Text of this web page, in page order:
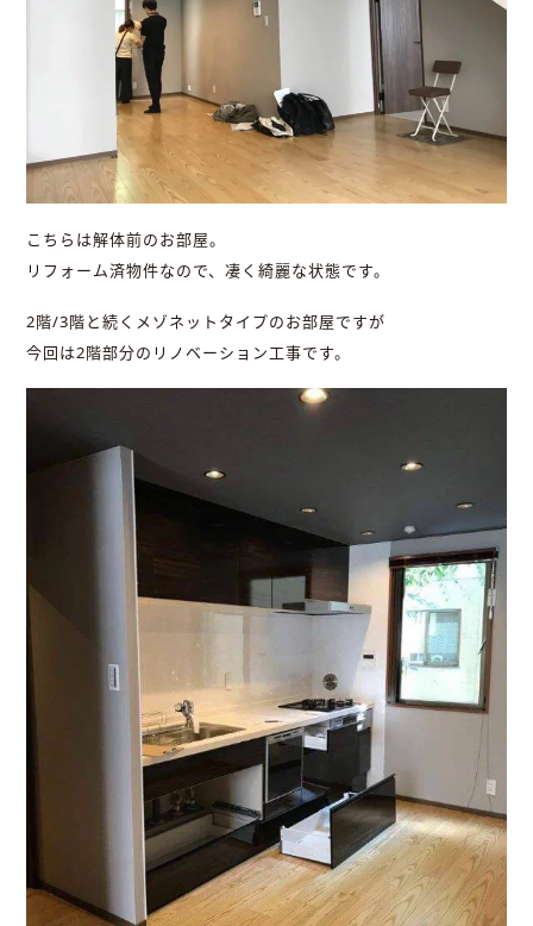
こちらは解体前のお部屋。
リフォーム済物件なので、凄く綺麗な状態です。
2階/3階と続くメゾネットタイプのお部屋ですが
今回は2階部分のリノベーション工事です。